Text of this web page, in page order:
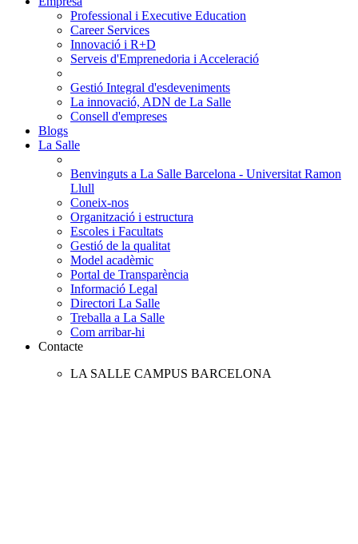
Professional i Executive Education
Career Services
Innovació i R+D
Serveis d'Emprenedoria i Acceleració
Gestió Integral d'esdeveniments
La innovació, ADN de La Salle
Consell d'empreses
Blogs
La Salle
Benvinguts a La Salle Barcelona - Universitat Ramon
Llull
Coneix-nos
Organització i estructura
Escoles i Facultats
Gestió de la qualitat
Model acadèmic
Portal de Transparència
Informació Legal
Directori La Salle
Treballa a La Salle
Com arribar-hi
Contacte
LA SALLE CAMPUS BARCELONA